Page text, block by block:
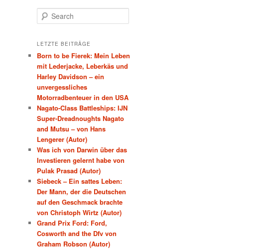
Search
LETZTE BEITRÄGE
Born to be Fierek: Mein Leben
mit Lederjacke, Leberkäs und
Harley Davidson – ein
unvergessliches
Motorradbenteuer in den USA
Nagato-Class Battleships: IJN
Super-Dreadnoughts Nagato
and Mutsu – von Hans
Lengerer (Autor)
Was ich von Darwin über das
Investieren gelernt habe von
Pulak Prasad (Autor)
Siebeck – Ein sattes Leben:
Der Mann, der die Deutschen
auf den Geschmack brachte
von Christoph Wirtz (Autor)
Grand Prix Ford: Ford,
Cosworth and the Dfv von
Graham Robson (Autor)